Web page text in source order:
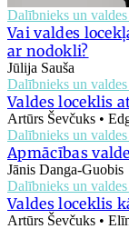
Dalībnieks un
Vai valdes
ar nodokli?
Jūlija Sauša
Dalībnieks un
Valdes loceklis
Artūrs Ševčuks •
Dalībnieks un
Apmācības
Jānis Danga-Guobis
Dalībnieks un
Valdes loceklis
Artūrs Ševčuks •